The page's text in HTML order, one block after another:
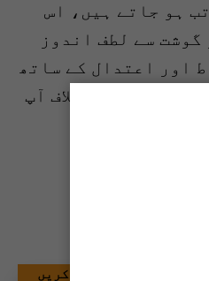
ہو جاتے ہیں، اس
سے لطف اندوز
اور اعتدال کے ساتھ
ماہرین کا اختلاف آپ
آف کراچی کو فالو کریں